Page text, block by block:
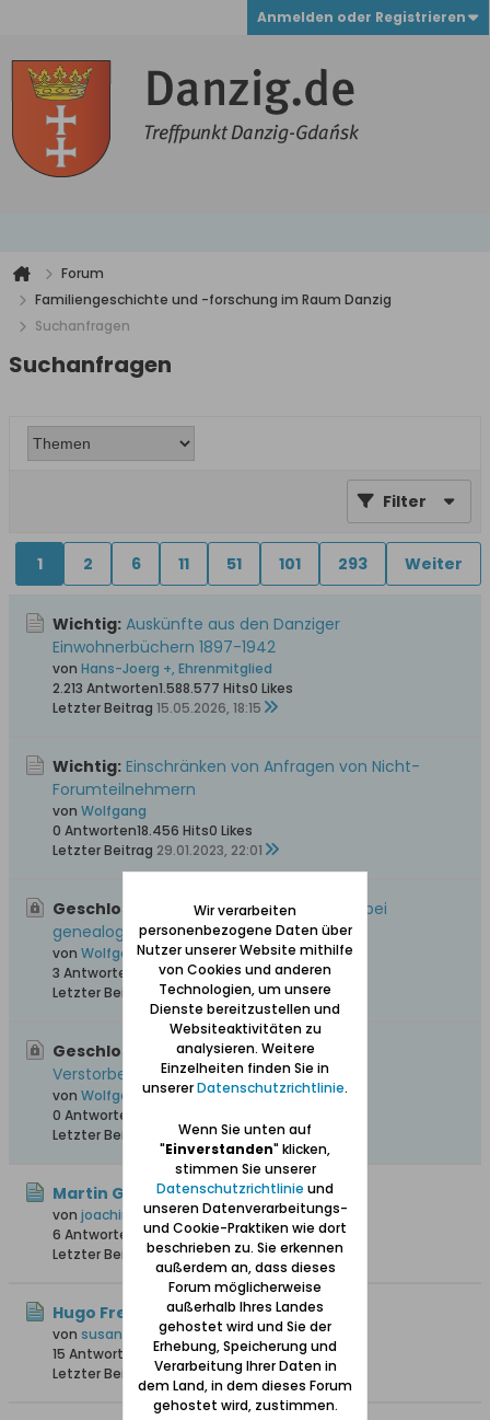
Anmelden oder Registrieren
Forum
Familiengeschichte und -forschung im Raum Danzig
Suchanfragen
Suchanfragen
Filter
1 2 6 11 51 101 293 Weiter
Wichtig: Auskünfte aus den Danziger
Einwohnerbüchern 1897-1942
von Hans-Joerg +, Ehrenmitglied
2.213 Antworten1.588.577 Hits0 Likes
Letzter Beitrag 15.05.2026, 18:15
Wichtig: Einschränken von Anfragen von Nicht-
Forumteilnehmern
von Wolfgang
0 Antworten18.456 Hits0 Likes
Letzter Beitrag 29.01.2023, 22:01
Geschlossen, Wichtig: Bitte unbedingt bei
genealogischen Anfragen beachten
von Wolfgang
3 Antworten
57.554 Hits0 Likes
Letzter Beitrag
28.03.2016, 18:52
Geschlossen, Wichtig: Gesamtliste von
Verstorbenen aus "Unser Danzig"
von Wolfgang
0 Antworten
Letzter Beitrag
12.04.2008, 17:43
Martin Gnoyke oo Anna Maria Gurck
von joachim1
6 Antworten
88 Hits0 Likes
Letzter BeitragGestern, 10:12
Hugo Freter
von susannefreter
15 Antworten
17.114 Hits0 Likes
Letzter Beitrag
23.07.2026, 17:28
Wir verarbeiten
personenbezogene Daten über
Nutzer unserer Website mithilfe
von Cookies und anderen
Technologien, um unsere
Dienste bereitzustellen und
Websiteaktivitäten zu
analysieren. Weitere
Einzelheiten finden Sie in
unsererDatenschutzrichtlinie.
Wenn Sie unten auf
"Einverstanden" klicken,
stimmen Sie unserer
Datenschutzrichtlinie und
unseren Datenverarbeitungs-
und Cookie-Praktiken wie dort
beschrieben zu. Sie erkennen
außerdem an, dass dieses
Forum möglicherweise
außerhalb Ihres Landes
gehostet wird und Sie der
Erhebung, Speicherung und
Verarbeitung Ihrer Daten in
dem Land, in dem dieses Forum
gehostet wird, zustimmen.